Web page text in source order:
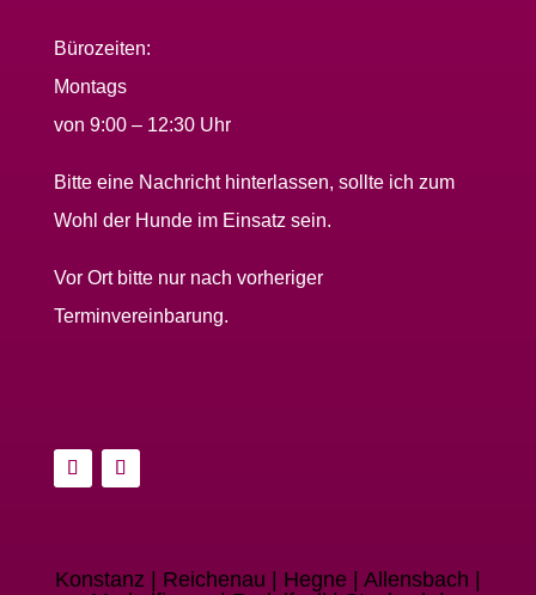
Bürozeiten:
Montags
von 9:00 – 12:30 Uhr
Bitte eine Nachricht hinterlassen, sollte ich zum
Wohl der Hunde im Einsatz sein.
Vor Ort bitte nur nach vorheriger
Terminvereinbarung.
Konstanz | Reichenau | Hegne | Allensbach |